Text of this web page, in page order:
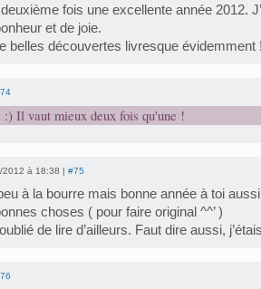
fois une excellente année 2012.
et de joie.
belles découvertes livresque évidemment
:) Il vaut mieux deux fois qu'une !
2012 à 18:38 | #75
à la bourre mais bonne année à toi
choses ( pour faire original ^^’ )
de lire d’ailleurs. Faut dire aussi,